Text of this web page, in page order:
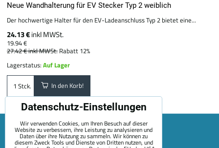
Neue Wandhalterung für EV Stecker Typ 2 weiblich
Der hochwertige Halter für den EV-Ladeanschluss Typ 2 bietet eine...
24.13 €inkl MWSt.
19.94 €
27.42 €inkl MWSt. Rabatt 12%
Lagerstatus:Auf Lager
Stck. In den Korb!
Datenschutz-Einstellungen
Wir verwenden Cookies, um Ihren Besuch auf dieser
Website zu verbessern, ihre Leistung zu analysieren und
Daten über ihre Nutzung zu sammeln. Wir können zu
diesem Zweck Tools und Dienste von Dritten nutzen, und